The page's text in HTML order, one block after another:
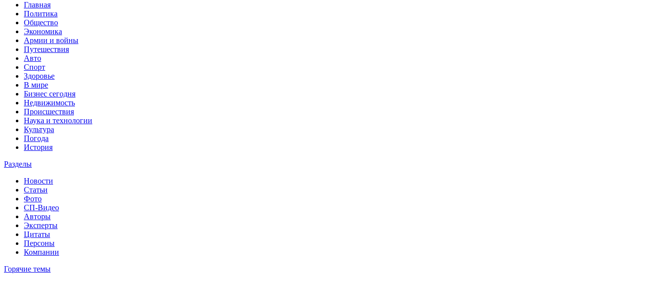
Главная
Политика
Общество
Экономика
Армии и войны
Путешествия
Авто
Спорт
Здоровье
В мире
Бизнес сегодня
Недвижимость
Происшествия
Наука и технологии
Культура
Погода
История
Разделы
Новости
Статьи
Фото
СП-Видео
Авторы
Эксперты
Цитаты
Персоны
Компании
Горячие темы